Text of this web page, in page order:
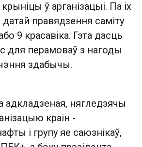
ў арганізацыі. Па іх
правядзення саміту
9 красавіка. Гэта дасць
для перамоваў з нагоды
здабычы.
адкладзеная, нягледзячы
краін -
і групу яе саюзнікаў,